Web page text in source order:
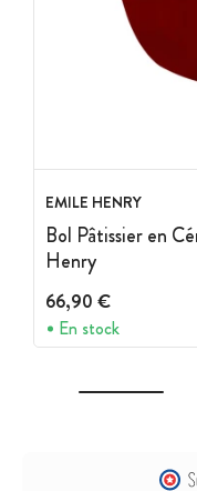
EMILE HENRY
Bol Pâtissier en
Henry
66,90 €
En stock